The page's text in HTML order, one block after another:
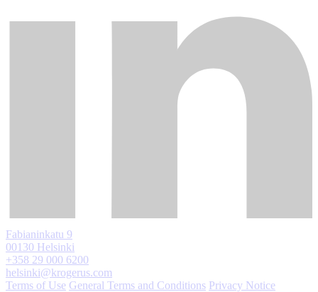
Fabianinkatu 9
00130 Helsinki
+358 29 000 6200
helsinki@krogerus.com
Terms of Use General Terms and Conditions Privacy Notice